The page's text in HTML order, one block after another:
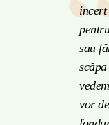
incert
sau
vor